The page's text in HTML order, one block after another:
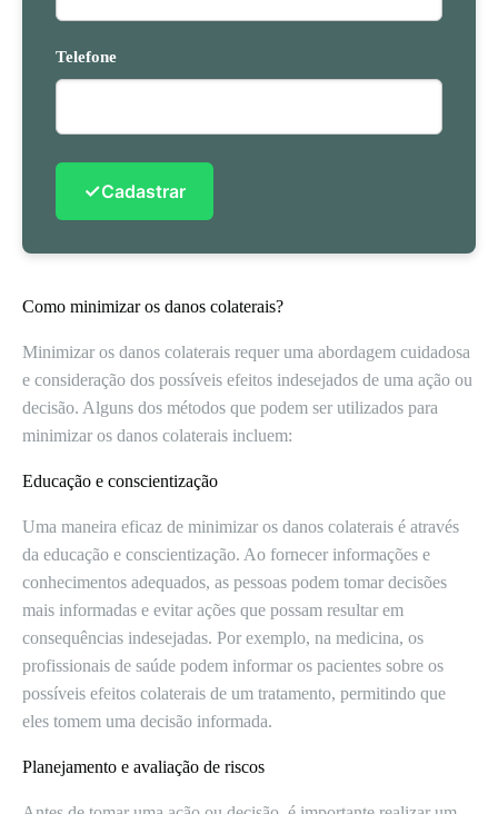
Telefone
✓Cadastrar
Como minimizar os danos colaterais?
Minimizar os danos colaterais requer uma abordagem cuidadosa
e consideração dos possíveis efeitos indesejados de uma ação ou
decisão. Alguns dos métodos que podem ser utilizados para
minimizar os danos colaterais incluem:
Educação e conscientização
Uma maneira eficaz de minimizar os danos colaterais é através
da educação e conscientização. Ao fornecer informações e
conhecimentos adequados, as pessoas podem tomar decisões
mais informadas e evitar ações que possam resultar em
consequências indesejadas. Por exemplo, na medicina, os
profissionais de saúde podem informar os pacientes sobre os
possíveis efeitos colaterais de um tratamento, permitindo que
eles tomem uma decisão informada.
Planejamento e avaliação de riscos